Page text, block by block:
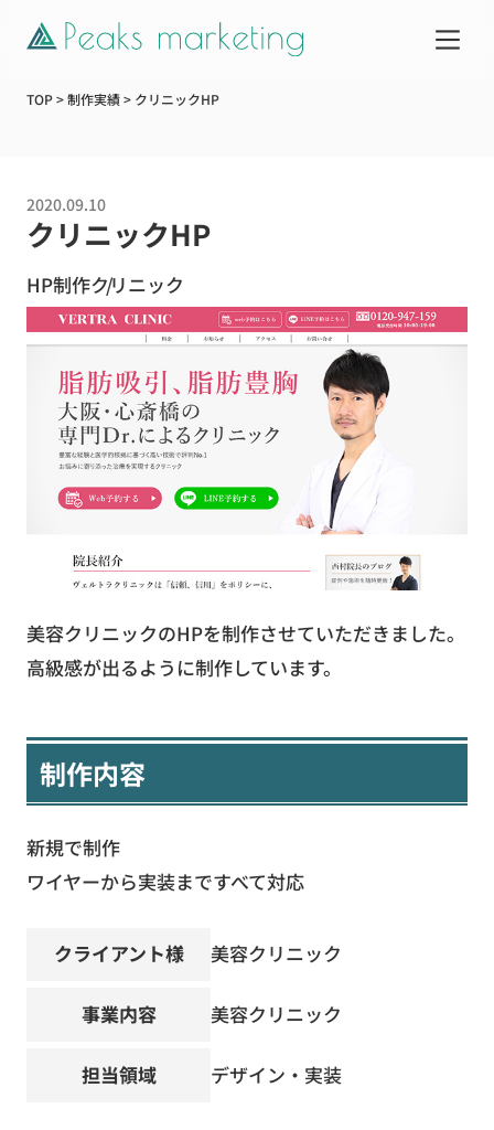
制作実績
企業情報
Web活用ガイド
お役立ち資料
無料お見積もり お問い合わせ
TOP>制作実績> クリニックHP
2020.09.10
クリニックHP
HP制作クリニック
美容クリニックのHPを制作させていただきました。
高級感が出るように制作しています。
制作内容
新規で制作
ワイヤーから実装まですべて対応
クライアント様 美容クリニック
事業内容 美容クリニック
担当領域 デザイン・実装